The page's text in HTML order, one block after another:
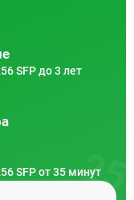
SFP до 3 лет
SFP от 35 минут